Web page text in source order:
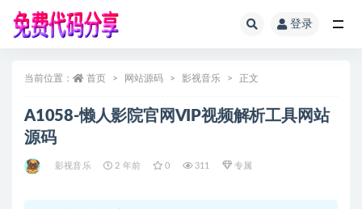
登录
当前位置： 首页 网站源码 影视音乐 正文
A1058-懒人影院官网VIP视频解析工具网站
源码
影视音乐 2 年前 0 311 专属